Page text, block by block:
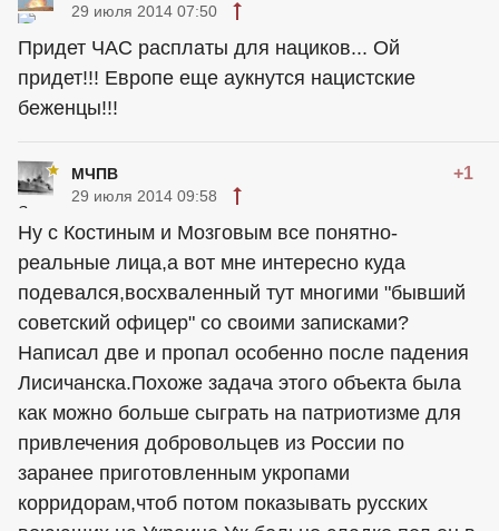
29 июля 2014 07:50
Придет ЧАС расплаты для нациков... Ой
придет!!! Европе еще аукнутся нацистские
беженцы!!!
МЧПВ +1
29 июля 2014 09:58
Ну с Костиным и Мозговым все понятно-
реальные лица,а вот мне интересно куда
подевался,восхваленный тут многими "бывший
советский офицер" со своими записками?
Написал две и пропал особенно после падения
Лисичанска.Похоже задача этого объекта была
как можно больше сыграть на патриотизме для
привлечения добровольцев из России по
заранее приготовленным укропами
корридорам,чтоб потом показывать русских